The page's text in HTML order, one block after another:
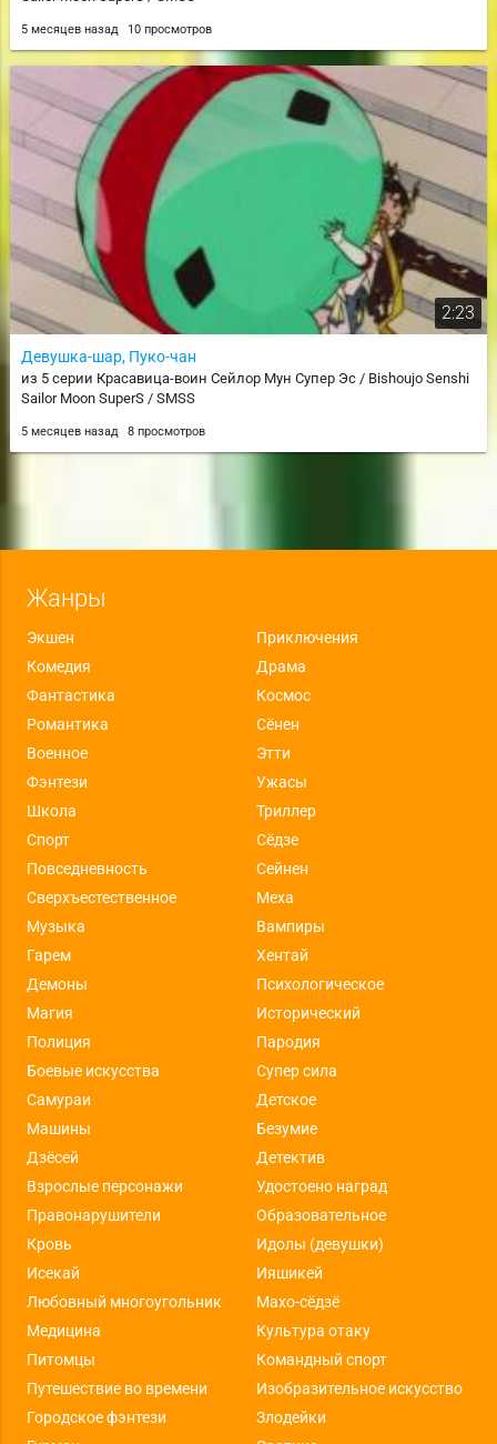
5 месяцев назад 10 просмотров
2:23
Девушка-шар, Пуко-чан
из 5 серии Красавица-воин Сейлор Мун Супер Эс / Bishoujo Senshi
Sailor Moon SuperS / SMSS
5 месяцев назад 8 просмотров
Жанры
Экшен
Приключения
Комедия
Драма
Фантастика
Космос
Романтика
Сёнен
Военное
Этти
Фэнтези
Ужасы
Школа
Триллер
Спорт
Сёдзе
Повседневность
Сейнен
Сверхъестественное
Меха
Музыка
Вампиры
Гарем
Хентай
Демоны
Психологическое
Магия
Исторический
Полиция
Пародия
Боевые искусства
Супер сила
Самураи
Детское
Машины
Безумие
Дзёсей
Детектив
Взрослые персонажи
Удостоено наград
Правонарушители
Образовательное
Кровь
Идолы (девушки)
Исекай
Ияшикей
Любовный многоугольник
Махо-сёдзё
Медицина
Культура отаку
Питомцы
Командный спорт
Путешествие во времени
Изобразительное искусство
Городское фэнтези
Злодейки